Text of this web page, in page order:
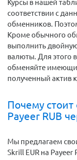
Курсы в нашей
соответствии с
обменников.
Кроме обычного
выполнить
валюты. Для этого
обменяйте
полученный актив
Почему стоит
Payeer RUB
Мы предлагаем
Skrill EUR на Payeer